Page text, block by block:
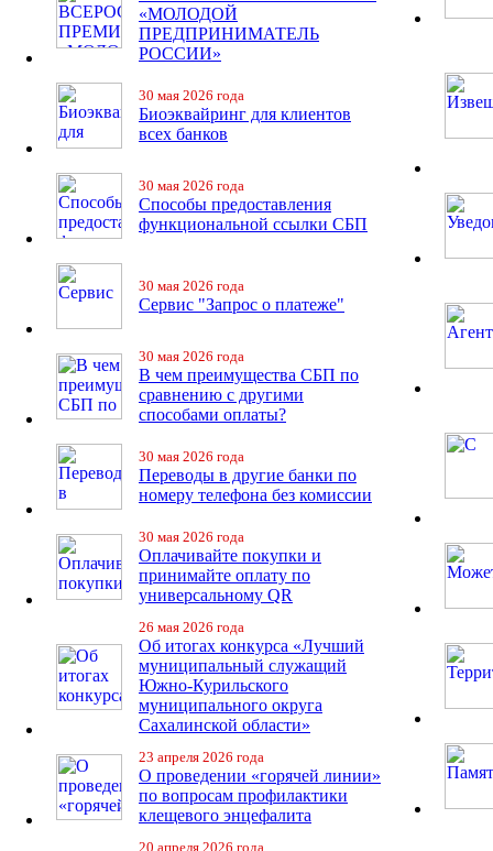
«МОЛОДОЙ
ПРЕДПРИНИМАТЕЛЬ
РОССИИ»
30 мая 2026 года
Биоэквайринг для клиентов
всех банков
30 мая 2026 года
Способы предоставления
функциональной ссылки СБП
30 мая 2026 года
Сервис "Запрос о платеже"
30 мая 2026 года
В чем преимущества СБП по
сравнению с другими
способами оплаты?
30 мая 2026 года
Переводы в другие банки по
номеру телефона без комиссии
30 мая 2026 года
Оплачивайте покупки и
принимайте оплату по
универсальному QR
26 мая 2026 года
Об итогах конкурса «Лучший
муниципальный служащий
Южно-Курильского
муниципального округа
Сахалинской области»
23 апреля 2026 года
О проведении «горячей линии»
по вопросам профилактики
клещевого энцефалита
20 апреля 2026 года